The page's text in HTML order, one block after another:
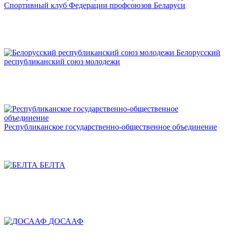
Спортивный клуб Федерации профсоюзов Беларуси
Белорусский
республиканский союз молодежи
Республиканское государственно-общественное объединение
БЕЛТА
ДОСААФ